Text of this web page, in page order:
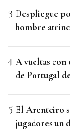
Despliegue
hombre
A vueltas con
de Portugal
El Arenteiro
jugadores un